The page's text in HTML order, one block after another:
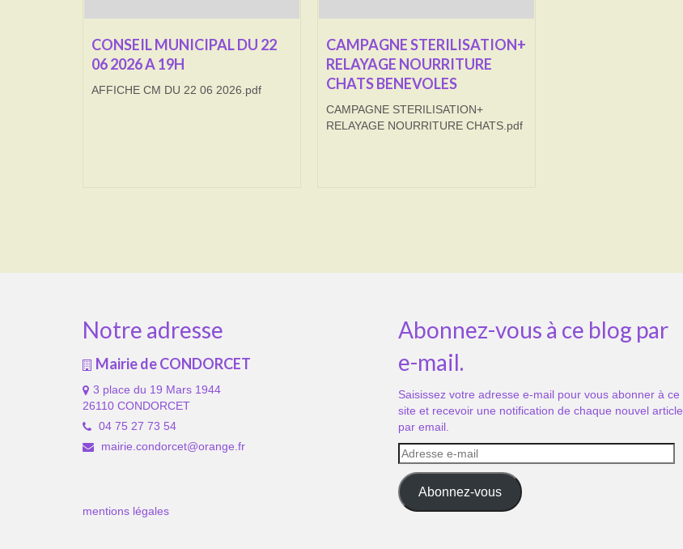
CONSEIL MUNICIPAL DU 22
06 2026 A 19H
AFFICHE CM DU 22 06 2026.pdf
CAMPAGNE STERILISATION+
RELAYAGE NOURRITURE
CHATS BENEVOLES
CAMPAGNE STERILISATION+
RELAYAGE NOURRITURE CHATS.pdf
Notre adresse
Mairie de CONDORCET
3 place du 19 Mars 1944
26110 CONDORCET
04 75 27 73 54
mairie.condorcet@orange.fr
mentions légales
Abonnez-vous à ce blog par
e-mail.
Saisissez votre adresse e-mail pour vous abonner à ce
site et recevoir une notification de chaque nouvel article
par email.
Adresse
e-
mail
Abonnez-vous